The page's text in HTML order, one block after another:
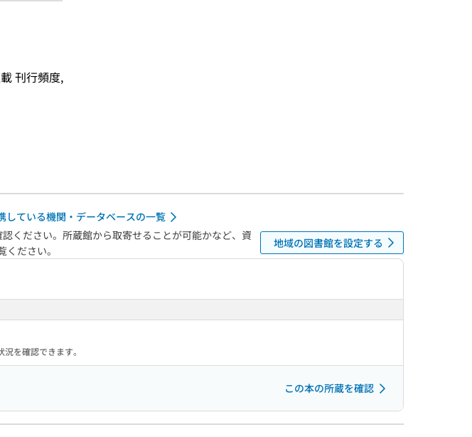
刊行頻度,
している機関・データベースの一覧
ください。所蔵館から取寄せることが可能かなど、資
ください。
地域の図書館を設定する
を確認できます。
この本の所蔵を確認